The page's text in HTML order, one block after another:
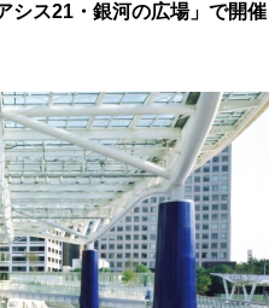
シス21・銀河の広場」で開